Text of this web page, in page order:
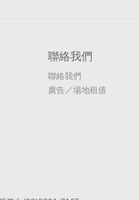
聯絡我們
聯絡我們
廣告／場地租借